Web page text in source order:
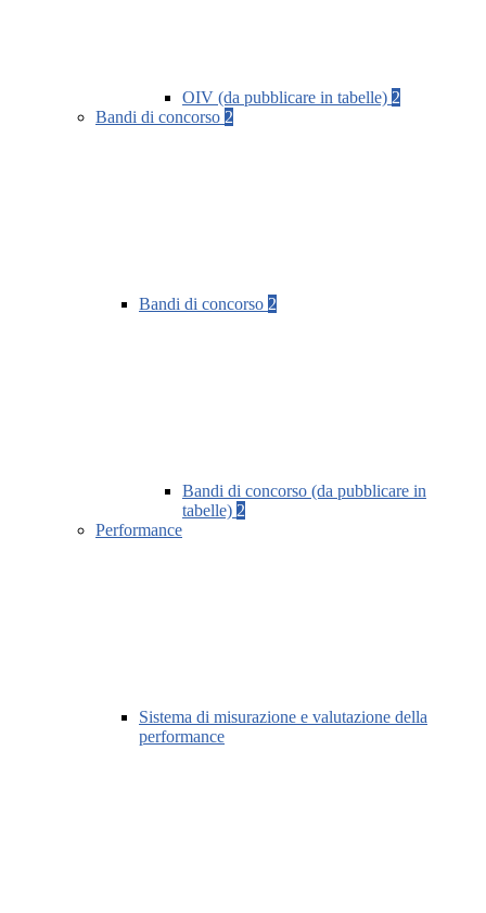
OIV (da pubblicare in tabelle) 2
Bandi di concorso 2
Bandi di concorso 2
Bandi di concorso (da pubblicare in
tabelle) 2
Performance
Sistema di misurazione e valutazione della
performance